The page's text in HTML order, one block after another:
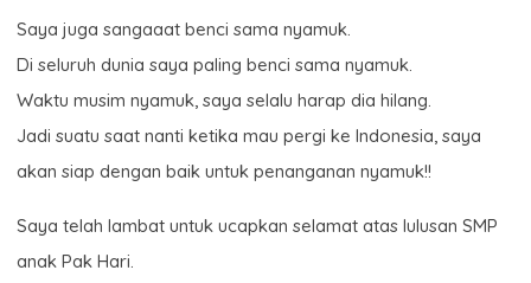
Saya juga sangaaat benci sama nyamuk.
Di seluruh dunia saya paling benci sama nyamuk.
Waktu musim nyamuk, saya selalu harap dia hilang.
Jadi suatu saat nanti ketika mau pergi ke Indonesia, saya
akan siap dengan baik untuk penanganan nyamuk!!
Saya telah lambat untuk ucapkan selamat atas lulusan SMP
anak Pak Hari.